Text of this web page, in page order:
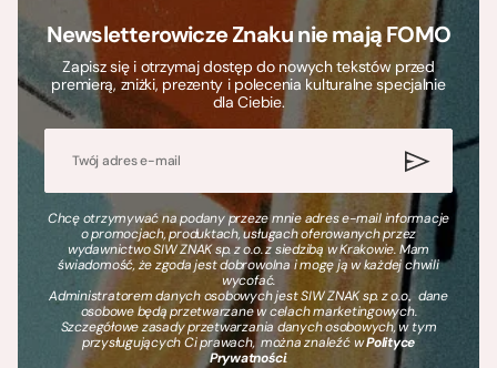
Newsletterowicze Znaku nie mają FOMO
Zapisz się i otrzymaj dostęp do nowych tekstów przed
premierą, zniżki, prezenty i polecenia kulturalne specjalnie
dla Ciebie.
Chcę otrzymywać na podany przeze mnie adres e-mail informacje
o promocjach, produktach, usługach oferowanych przez
wydawnictwo SIW ZNAK sp. z o.o. z siedzibą w Krakowie. Mam
świadomość, że zgoda jest dobrowolna i mogę ją w każdej chwili
wycofać.
Administratorem danych osobowych jest SIW ZNAK sp. z o.o., dane
osobowe będą przetwarzane w celach marketingowych.
Szczegółowe zasady przetwarzania danych osobowych, w tym
przysługujących Ci prawach, można znaleźć wPolityce
Prywatności.